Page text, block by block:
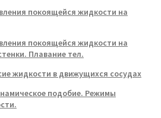
покоящейся жидкости на
покоящейся жидкости на
Плавание тел.
жидкости в движущихся сосудах
подобие. Режимы